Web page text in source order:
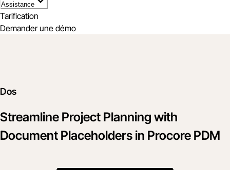
Assistance
Tarification
Demander une démo
Dos
Streamline Project Planning with
Document Placeholders in Procore PDM